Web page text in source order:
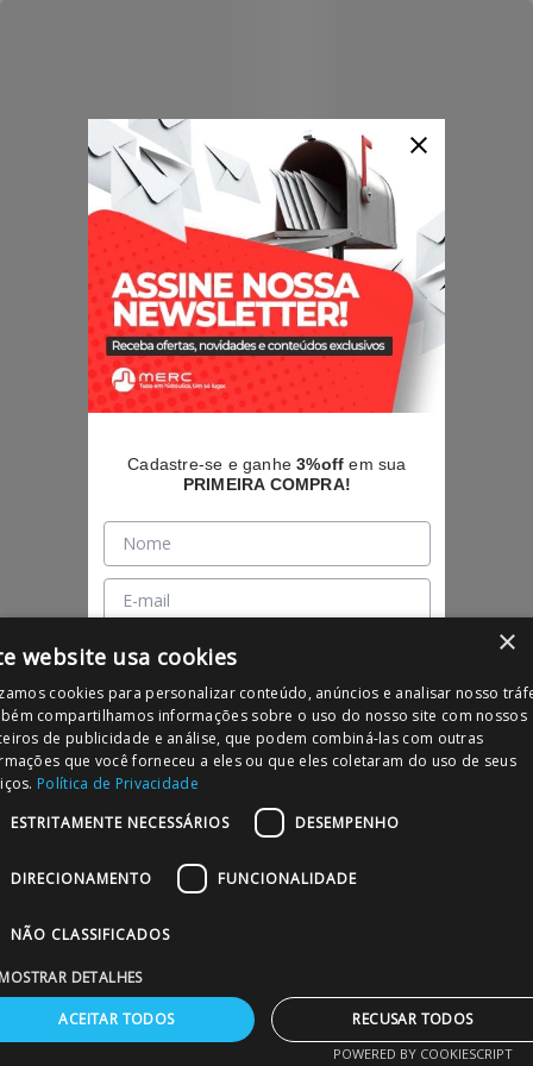
×
website usa cookies
cookies para personalizar conteúdo, anúncios e analisar nosso
compartilhamos informações sobre o uso do nosso site com nossos
de publicidade e análise, que podem combiná-las com outras
que você forneceu a eles ou que eles coletaram do uso de seus
Política de Privacidade
ESTRITAMENTE NECESSÁRIOS
DESEMPENHO
DIRECIONAMENTO FUNCIONALIDADE
NÃO CLASSIFICADOS
DETALHES
ACEITAR TODOS RECUSAR TODOS
POWERED BY COOKIESCRIPT
Cadastre-se e ganhe3%off em sua
PRIMEIRA COMPRA!
Concordo com aPolítica de Privacidade
Cadastrar